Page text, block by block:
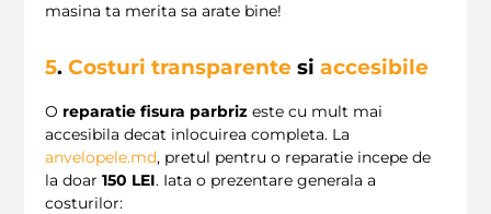
masina ta merita sa arate bine!
5. Costuri transparente si accesibile
O reparatie fisura parbriz este cu mult mai
accesibila decat inlocuirea completa. La
anvelopele.md, pretul pentru o reparatie incepe de
la doar 150 LEI. Iata o prezentare generala a
costurilor: